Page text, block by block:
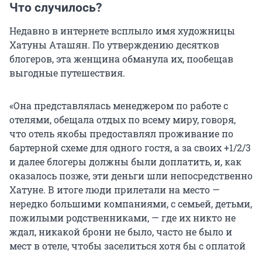
Что случилось?
Недавно в интернете всплыло имя художницы
Хатуны Аташян. По утверждению десятков
блогеров, эта женщина обманула их, пообещав
выгодные путешествия.
«Она представлялась менеджером по работе с
отелями, обещала отдых по всему миру, говоря,
что отель якобы предоставлял проживание по
бартерной схеме для одного гостя, а за своих +1/2/3
и далее блогеры должны были доплатить, и, как
оказалось позже, эти деньги шли непосредственно
Хатуне. В итоге люди прилетали на место —
нередко большими компаниями, с семьей, детьми,
пожилыми родственниками, — где их никто не
ждал, никакой брони не было, часто не было и
мест в отеле, чтобы заселиться хотя бы с оплатой